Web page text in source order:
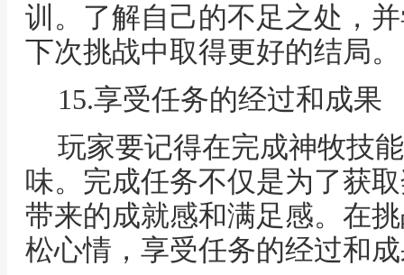
训。了解自己的不足之处，
下次挑战中取得更好的结局。
15.享受任务的经过和成果
玩家要记得在完成神牧技
味。完成任务不仅是为了获
带来的成就感和满足感。在
松心情，享受任务的经过和